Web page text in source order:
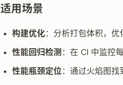
适用场景
构建优化：分析打包体积，优
性能回归检测 ：在 CI 中监控
性能瓶颈定位 ：通过火焰图找